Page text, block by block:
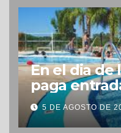
En el dia de
paga
Concepción
5 DE AGOSTO DE